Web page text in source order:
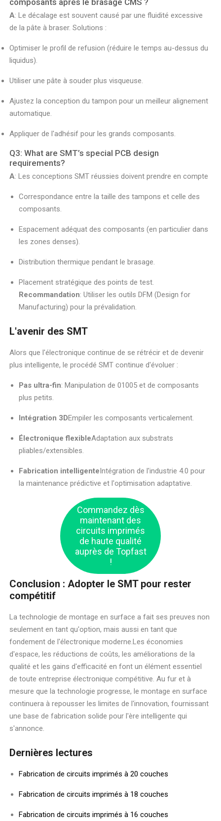
A: Le décalage est souvent causé par une fluidité excessive
de la pâte à braser. Solutions :
Optimiser le profil de refusion (réduire le temps au-dessus du
liquidus).
Utiliser une pâte à souder plus visqueuse.
Ajustez la conception du tampon pour un meilleur alignement
automatique.
Appliquer de l'adhésif pour les grands composants.
Q3: What are SMT’s special PCB design
requirements?
A: Les conceptions SMT réussies doivent prendre en compte
Correspondance entre la taille des tampons et celle des
composants.
Espacement adéquat des composants (en particulier dans
les zones denses).
Distribution thermique pendant le brasage.
Placement stratégique des points de test.
Recommandation: Utiliser les outils DFM (Design for
Manufacturing) pour la prévalidation.
L'avenir des SMT
Alors que l'électronique continue de se rétrécir et de devenir
plus intelligente, le procédé SMT continue d'évoluer :
Pas ultra-fin: Manipulation de 01005 et de composants
plus petits.
Intégration 3DEmpiler les composants verticalement.
Électronique flexibleAdaptation aux substrats
pliables/extensibles.
Fabrication intelligenteIntégration de l'industrie 4.0 pour
la maintenance prédictive et l'optimisation adaptative.
Commandez dès
maintenant des
circuits imprimés
de haute qualité
auprès de Topfast
!
Conclusion : Adopter le SMT pour rester
compétitif
La technologie de montage en surface a fait ses preuves non
seulement en tant qu'option, mais aussi en tant que
fondement de l'électronique moderne.Les économies
d'espace, les réductions de coûts, les améliorations de la
qualité et les gains d'efficacité en font un élément essentiel
de toute entreprise électronique compétitive. Au fur et à
mesure que la technologie progresse, le montage en surface
continuera à repousser les limites de l'innovation, fournissant
une base de fabrication solide pour l'ère intelligente qui
s'annonce.
Dernières lectures
Fabrication de circuits imprimés à 20 couches
Fabrication de circuits imprimés à 18 couches
Fabrication de circuits imprimés à 16 couches